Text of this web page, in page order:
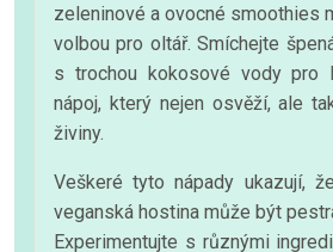
zeleninové a ovocné smoothies
volbou pro oltář. Smíchejte
s trochou kokosové vody pro
nápoj, který nejen osvěží, ale
živiny.
Veškeré tyto nápady ukazují,
veganská hostina může být
Experimentujte s různými